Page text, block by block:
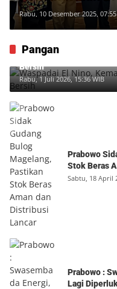
Rabu, 10 Desember 2025,
Pangan
Waspadai El Nino,
Bersih
Rabu, 1 Juli 2026, 15:36 WIB
Prabowo
Stok Beras
Sabtu, 18 April
Prabowo :
Lagi